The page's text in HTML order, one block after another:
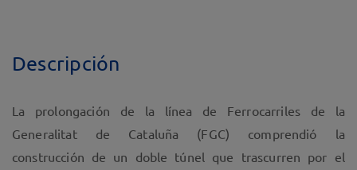
Descripción
La prolongación de la línea de Ferrocarriles de la
Generalitat de Cataluña (FGC) comprendió la
construcción de un doble túnel que trascurren por el